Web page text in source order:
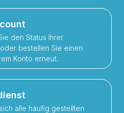
den Status Ihrer
bestellen Sie einen
Konto erneut.
alle häufig gestellten